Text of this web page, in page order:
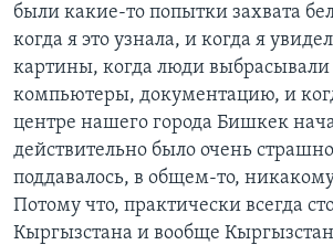
были какие-то попытки захвата
когда я это узнала, и когда я
картины, когда люди выбрасывали
компьютеры, документацию, и
центре нашего города Бишкек
действительно было очень
поддавалось, в общем-то,
Потому что, практически всегда
Кыргызстана и вообще